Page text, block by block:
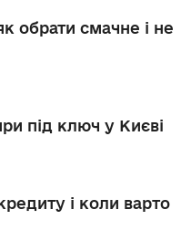
обрати смачне і не
під ключ у Києві
і коли варто